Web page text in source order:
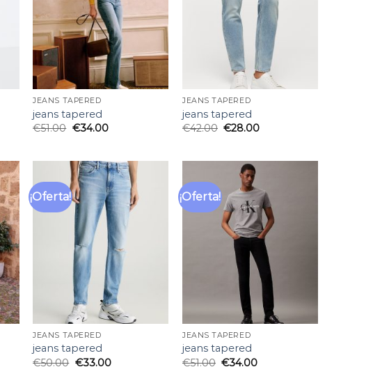
JEANS TAPERED
jeans tapered
€51.00 €34.00
JEANS TAPERED
jeans tapered
€42.00 €28.00
¡Oferta!
Añadir
JEANS TAPERED
jeans tapered
€50.00 €33.00
¡Oferta!
JEANS TAPERED
jeans tapered
€51.00 €34.00